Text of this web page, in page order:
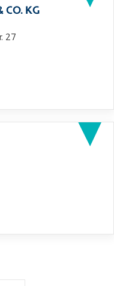
CO. KG
27